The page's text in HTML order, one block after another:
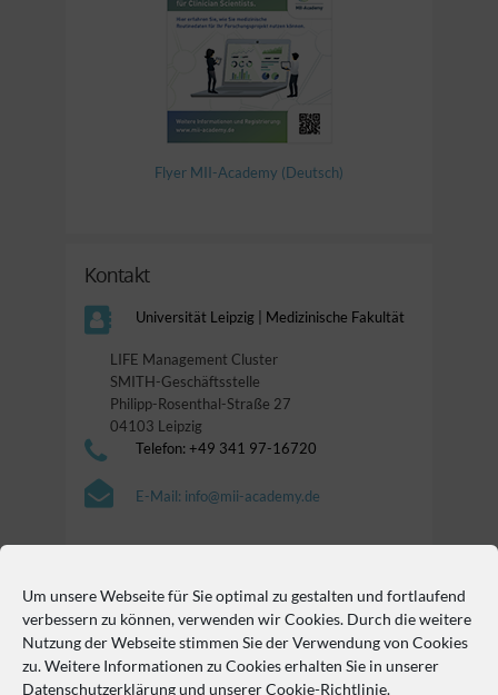
Um unsere Webseite für Sie optimal zu gestalten und fortlaufend
verbessern zu können, verwenden wir Cookies. Durch die weitere
Nutzung der Webseite stimmen Sie der Verwendung von Cookies
zu. Weitere Informationen zu Cookies erhalten Sie in unserer
Datenschutzerklärungund unsererCookie-Richtlinie.
Flyer MII-Academy (Deutsch)
Kontakt
Universität Leipzig | Medizinische Fakultät
LIFE Management Cluster
SMITH-Geschäftsstelle
Philipp-Rosenthal-Straße 27
04103 Leipzig
Telefon: +49 341 97-16720
E-Mail: info@mii-academy.de
So erreichen Sie uns
Philipp-Rosenthal-Straße 27, 04103 Leipzig